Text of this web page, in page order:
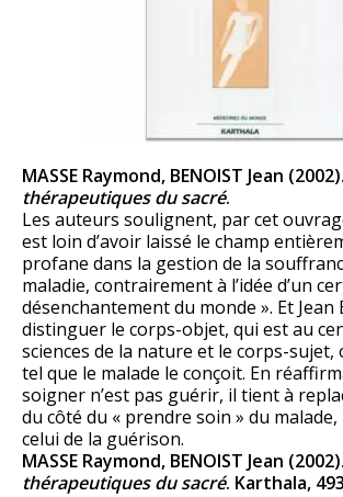
MASSE Raymond, BENOIST Jean (2002).
thérapeutiques du sacré.
Les auteurs soulignent, par cet
est loin d’avoir laissé le champ
profane dans la gestion de la
maladie, contrairement à l’idée d’un
désenchantement du monde ». Et
distinguer le corps-objet, qui est au
sciences de la nature et le corps-sujet,
tel que le malade le conçoit. En
soigner n’est pas guérir, il tient à
du côté du « prendre soin » du malade,
celui de la guérison.
MASSE Raymond, BENOIST Jean (2002).
thérapeutiques du sacré. Karthala,